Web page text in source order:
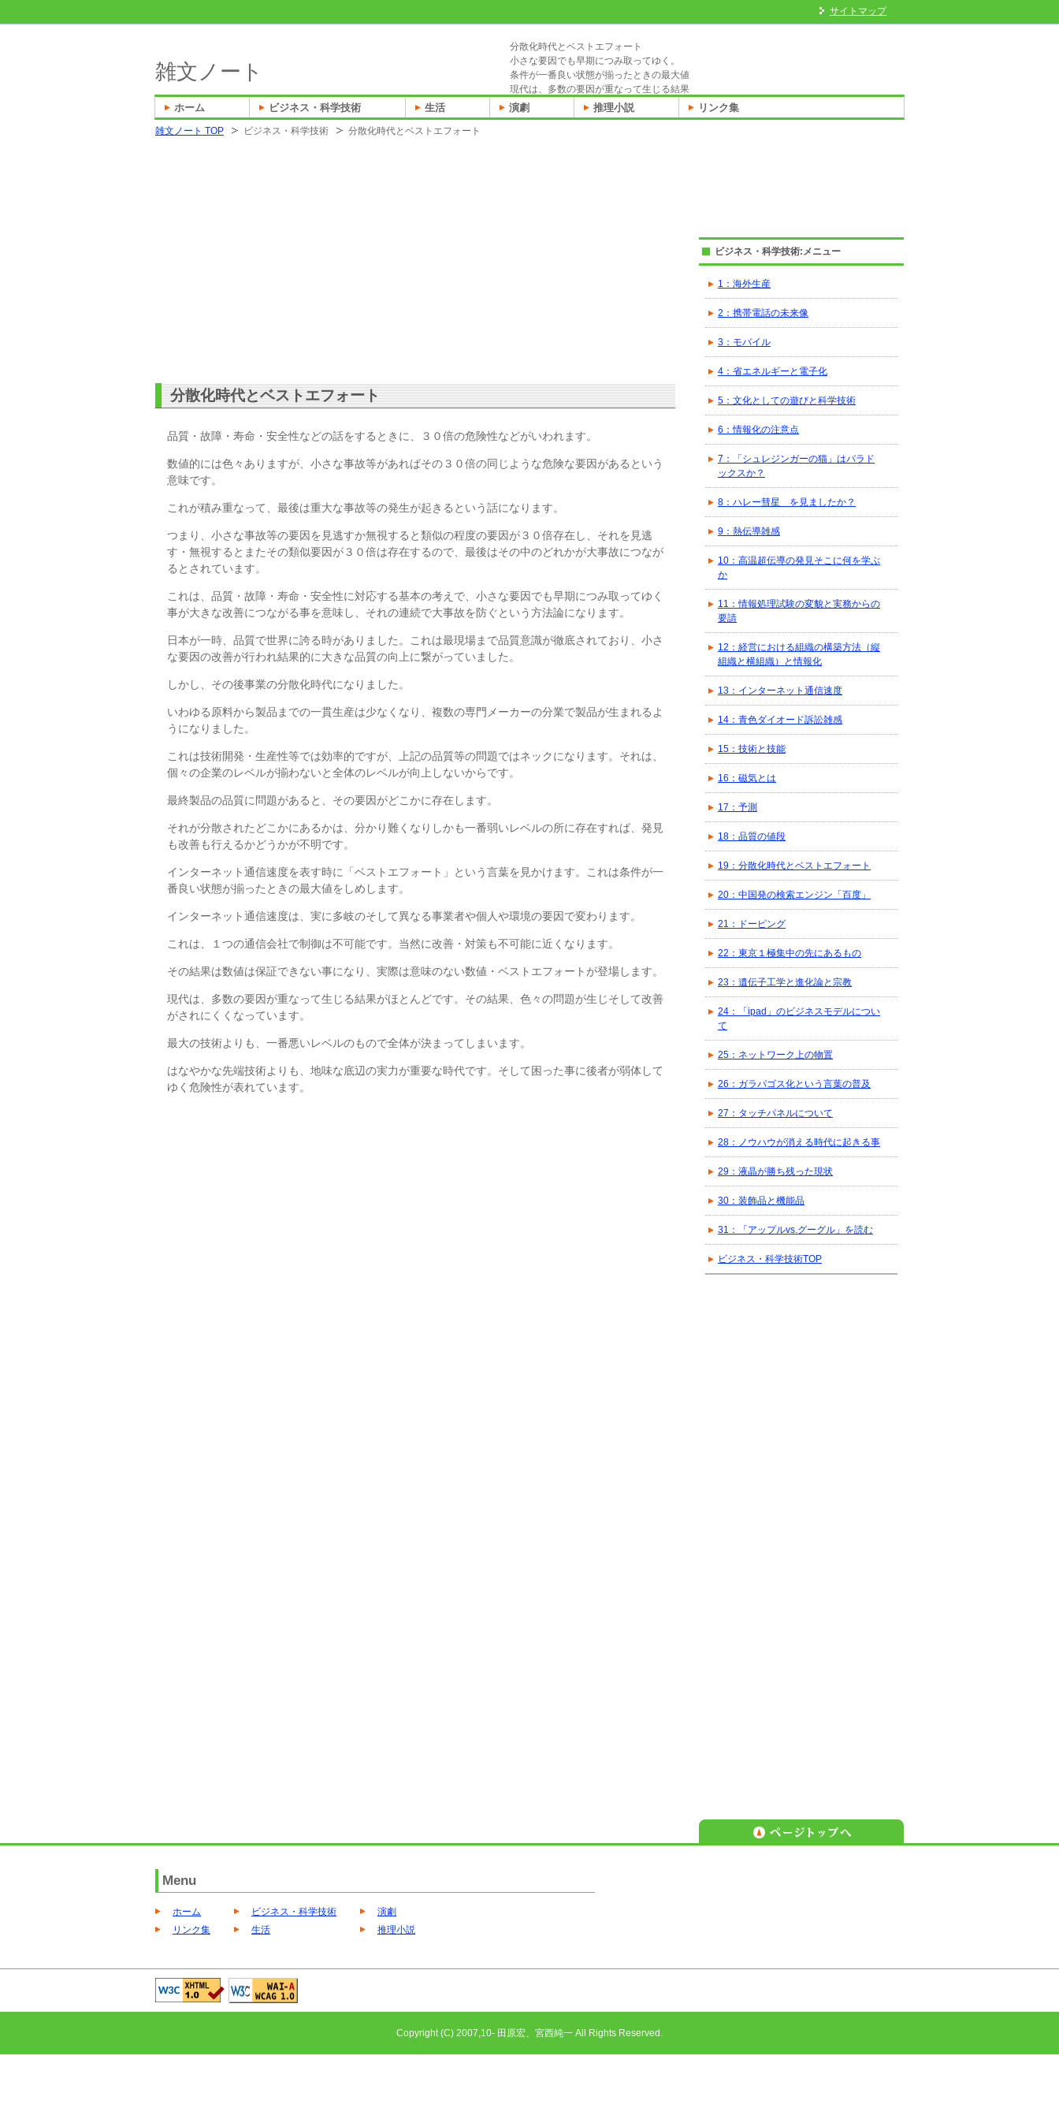
雑文ノート TOP ビジネス・科学技術 分散化時代とベストエフォート
分散化時代とベストエフォート
品質・故障・寿命・安全性などの話をするときに、３０倍の危険性などがいわれます。
数値的には色々ありますが、小さな事故等があればその３０倍の同じような危険な要因があるという
意味です。
これが積み重なって、最後は重大な事故等の発生が起きるという話になります。
つまり、小さな事故等の要因を見逃すか無視すると類似の程度の要因が３０倍存在し、それを見逃
す・無視するとまたその類似要因が３０倍は存在するので、最後はその中のどれかが大事故につなが
るとされています。
これは、品質・故障・寿命・安全性に対応する基本の考えで、小さな要因でも早期につみ取ってゆく
事が大きな改善につながる事を意味し、それの連続で大事故を防ぐという方法論になります。
日本が一時、品質で世界に誇る時がありました。これは最現場まで品質意識が徹底されており、小さ
な要因の改善が行われ結果的に大きな品質の向上に繋がっていました。
しかし、その後事業の分散化時代になりました。
いわゆる原料から製品までの一貫生産は少なくなり、複数の専門メーカーの分業で製品が生まれるよ
うになりました。
これは技術開発・生産性等では効率的ですが、上記の品質等の問題ではネックになります。それは、
個々の企業のレベルが揃わないと全体のレベルが向上しないからです。
最終製品の品質に問題があると、その要因がどこかに存在します。
それが分散されたどこかにあるかは、分かり難くなりしかも一番弱いレベルの所に存在すれば、発見
も改善も行えるかどうかが不明です。
インターネット通信速度を表す時に「ベストエフォート」という言葉を見かけます。これは条件が一
番良い状態が揃ったときの最大値をしめします。
インターネット通信速度は、実に多岐のそして異なる事業者や個人や環境の要因で変わります。
これは、１つの通信会社で制御は不可能です。当然に改善・対策も不可能に近くなります。
その結果は数値は保証できない事になり、実際は意味のない数値・ベストエフォートが登場します。
現代は、多数の要因が重なって生じる結果がほとんどです。その結果、色々の問題が生じそして改善
がされにくくなっています。
最大の技術よりも、一番悪いレベルのもので全体が決まってしまいます。
はなやかな先端技術よりも、地味な底辺の実力が重要な時代です。そして困った事に後者が弱体して
ゆく危険性が表れています。
ビジネス・科学技術:メニュー
1：海外生産
2：携帯電話の未来像
3：モバイル
4：省エネルギーと電子化
5：文化としての遊びと科学技術
6：情報化の注意点
7：「シュレジンガーの猫」はパラド
ックスか？
8：ハレー彗星 を見ましたか？
9：熱伝導雑感
10：高温超伝導の発見そこに何を学ぶ
か
11：情報処理試験の変貌と実務からの
要請
12：経営における組織の構築方法（縦
組織と横組織）と情報化
13：インターネット通信速度
14：青色ダイオード訴訟雑感
15：技術と技能
16：磁気とは
17：予測
18：品質の値段
19：分散化時代とベストエフォート
20：中国発の検索エンジン「百度」
21：ドーピング
22：東京１極集中の先にあるもの
23：遺伝子工学と進化論と宗教
24：「ipad」のビジネスモデルについ
て
25：ネットワーク上の物置
26：ガラパゴス化という言葉の普及
27：タッチパネルについて
28：ノウハウが消える時代に起きる事
29：液晶が勝ち残った現状
30：装飾品と機能品
31：「アップルvs.グーグル」を読む
ビジネス・科学技術TOP
Menu
ホーム
リンク集
ビジネス・科学技術
生活
演劇
推理小説
Copyright (C) 2007,10- 田原宏、宮西純一 All Rights Reserved.
サイトマップ
雑文ノート
分散化時代とベストエフォート
小さな要因でも早期につみ取ってゆく。
条件が一番良い状態が揃ったときの最大値
現代は、多数の要因が重なって生じる結果
ホーム ビジネス・科学技術 生活 演劇 推理小説 リンク集